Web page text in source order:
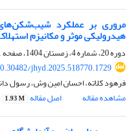
مروری بر عملکرد شیب‌شکن‌های
هیدرولیکی موثر و مکانیزم
دوره 20، شماره 4، زمستان 1404، صفحه
jhyd.2025.518770.1729
فرهود کلاته، احسان امین وش، رسول
مشاهده مقاله
اصل مقاله 1.93 M